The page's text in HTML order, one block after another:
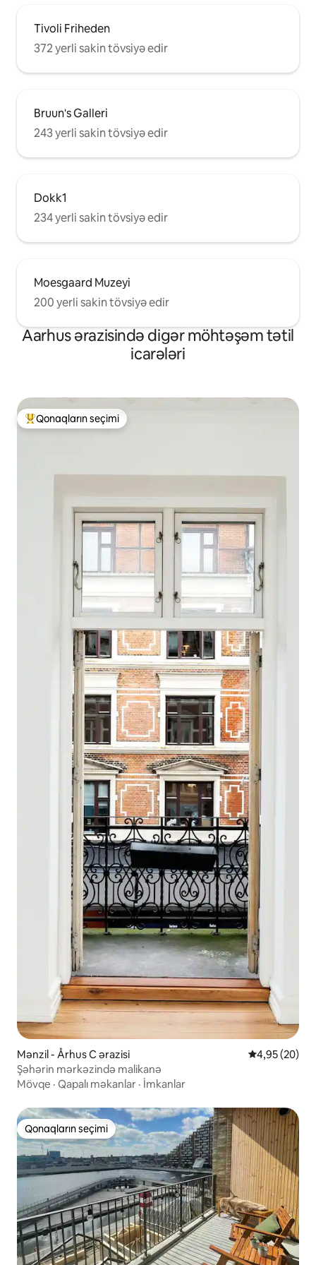
Tivoli Friheden
372 yerli sakin tövsiyə edir
Bruun's Galleri
243 yerli sakin tövsiyə edir
Dokk1
234 yerli sakin tövsiyə edir
Moesgaard Muzeyi
200 yerli sakin tövsiyə edir
Aarhus ərazisində digər möhtəşəm tətil
icarələri
Populyar "Qonaqların seçimi"
Qonaqların seçimi
Mənzil - Århus C ərazisi Ortalama
4,95 (20)
Şəhərin mərkəzində malikanə
Mövqe · Qapalı məkanlar · İmkanlar
Qonaqların seçimi
Qonaqların seçimi